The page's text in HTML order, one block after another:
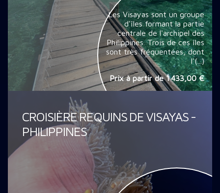
Les Visayas sont un groupe
d'îles formant la partie
centrale de l'archipel des
Philippines. Trois de ces îles
sont très fréquentées, dont
l'(...)
Prix à partir de1 433,00 €
CROISIÈRE REQUINS DE VISAYAS -
PHILIPPINES